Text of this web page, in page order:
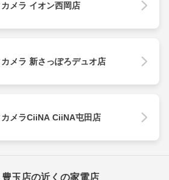
メラ イオン西岡店
メラ 新さっぽろデュオ店
カメラCiiNA CiiNA屯田店
玉店の近くの家電店